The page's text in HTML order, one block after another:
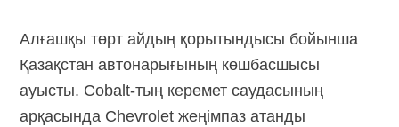
Алғашқы төрт айдың қорытындысы бойынша
Қазақстан автонарығының көшбасшысы
ауысты. Cobalt-тың керемет саудасының
арқасында Chevrolet жеңімпаз атанды